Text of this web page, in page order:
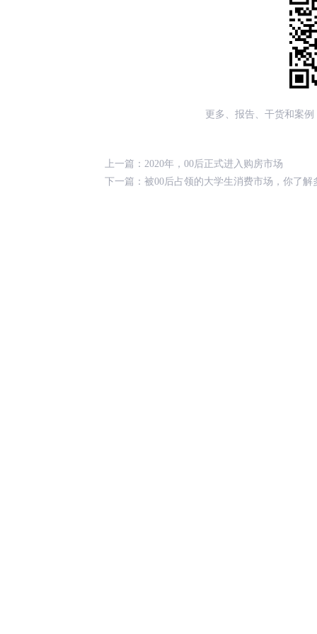
更多、报告、干货和案
上一篇： 2020年，00后正式进入购房市场
下一篇： 被00后占领的大学生消费市场，你了解